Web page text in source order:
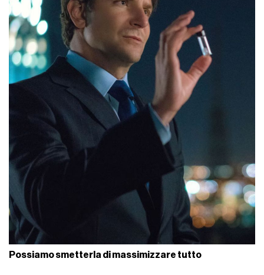
Possiamo smetterla di massimizzare tutto